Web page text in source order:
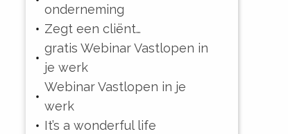
onderneming
Zegt een cliënt…
gratis Webinar Vastlopen in
je werk
Webinar Vastlopen in je
werk
It’s a wonderful life